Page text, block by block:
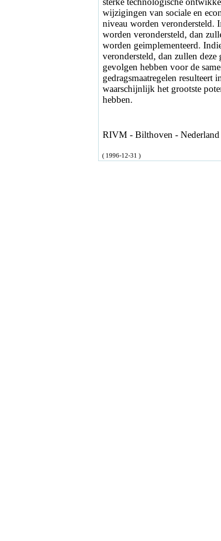
wijzigingen van sociale en
niveau worden verondersteld.
worden verondersteld, dan
worden geimplementeerd.
verondersteld, dan zullen
gevolgen hebben voor de
gedragsmaatregelen resulteert
waarschijnlijk het grootste
hebben.
RIVM - Bilthoven -
( 1996-12-31 )